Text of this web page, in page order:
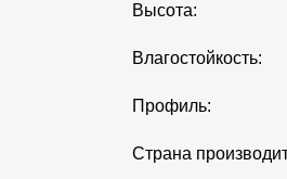
Высота:
Влагостойкость:
Профиль:
Страна